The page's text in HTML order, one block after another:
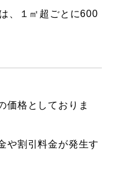
、
１㎡超ごとに600
価格としておりま
や割引料金が発生す